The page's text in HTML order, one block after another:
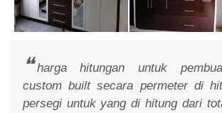
harga hitungan untuk
custom built secara permeter di
persegi untuk yang di hitung dari